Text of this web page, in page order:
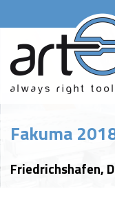
Fakuma
Friedrichshafen,